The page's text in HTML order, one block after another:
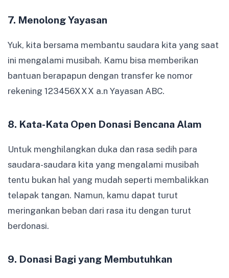
7. Menolong Yayasan
Yuk, kita bersama membantu saudara kita yang saat
ini mengalami musibah. Kamu bisa memberikan
bantuan berapapun dengan transfer ke nomor
rekening 123456XXX a.n Yayasan ABC.
8. Kata-Kata Open Donasi Bencana Alam
Untuk menghilangkan duka dan rasa sedih para
saudara-saudara kita yang mengalami musibah
tentu bukan hal yang mudah seperti membalikkan
telapak tangan. Namun, kamu dapat turut
meringankan beban dari rasa itu dengan turut
berdonasi.
9. Donasi Bagi yang Membutuhkan